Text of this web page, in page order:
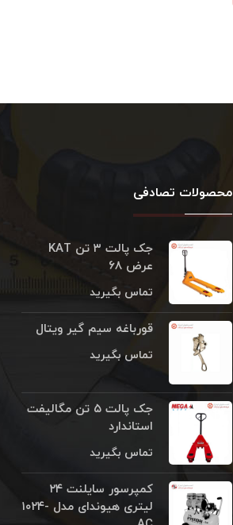
محصولات تصادفی
جک پالت ۳ تن KAT
عرض ۶۸
تماس بگیرید
قورباغه سیم گیر ویتال
تماس بگیرید
جک پالت ۵ تن مگالیفت
استاندارد
تماس بگیرید
کمپرسور سایلنت ۲۴
لیتری هیوندای مدل ۱۰۲۴‎-